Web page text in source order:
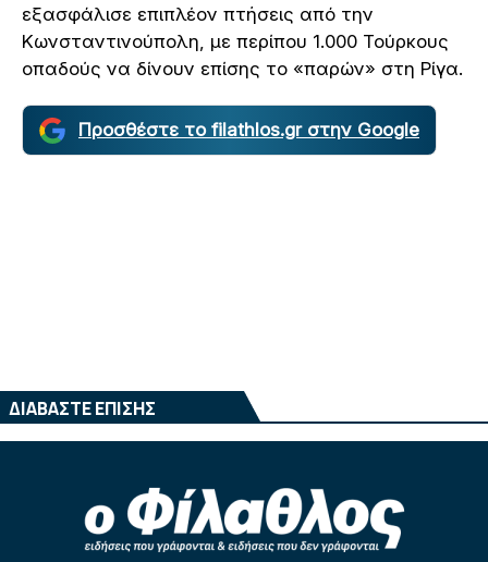
εξασφάλισε επιπλέον πτήσεις από την
Κωνσταντινούπολη, με περίπου 1.000 Τούρκους
οπαδούς να δίνουν επίσης το «παρών» στη Ρίγα.
Προσθέστε το filathlos.gr στην Google
ΔΙΑΒΑΣΤΕ ΕΠΙΣΗΣ